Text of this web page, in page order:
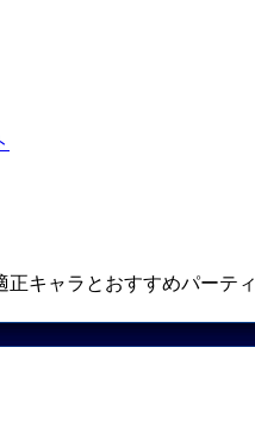
キャラとおすすめパーティ